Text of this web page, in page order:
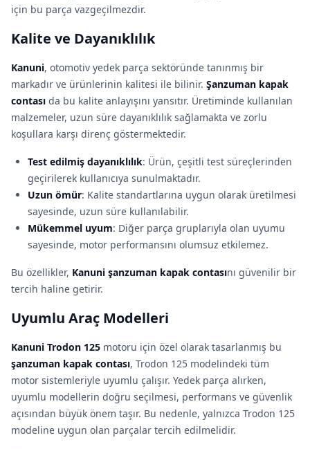
için bu parça vazgeçilmezdir.
Kalite ve Dayanıklılık
Kanuni, otomotiv yedek parça sektöründe tanınmış bir
markadır ve ürünlerinin kalitesi ile bilinir. Şanzuman kapak
contası da bu kalite anlayışını yansıtır. Üretiminde kullanılan
malzemeler, uzun süre dayanıklılık sağlamakta ve zorlu
koşullara karşı direnç göstermektedir.
Test edilmiş dayanıklılık: Ürün, çeşitli test süreçlerinden
geçirilerek kullanıcıya sunulmaktadır.
Uzun ömür: Kalite standartlarına uygun olarak üretilmesi
sayesinde, uzun süre kullanılabilir.
Mükemmel uyum: Diğer parça gruplarıyla olan uyumu
sayesinde, motor performansını olumsuz etkilemez.
Bu özellikler, Kanuni şanzuman kapak contasını güvenilir bir
tercih haline getirir.
Uyumlu Araç Modelleri
Kanuni Trodon 125 motoru için özel olarak tasarlanmış bu
şanzuman kapak contası, Trodon 125 modelindeki tüm
motor sistemleriyle uyumlu çalışır. Yedek parça alırken,
uyumlu modellerin doğru seçilmesi, performans ve güvenlik
açısından büyük önem taşır. Bu nedenle, yalnızca Trodon 125
modeline uygun olan parçalar tercih edilmelidir.